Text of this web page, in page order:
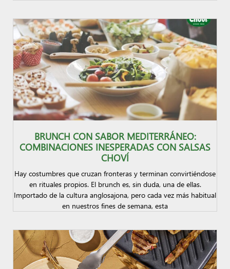
BRUNCH CON SABOR MEDITERRÁNEO:
COMBINACIONES INESPERADAS CON SALSAS
CHOVÍ
Hay costumbres que cruzan fronteras y terminan convirtiéndose
en rituales propios. El brunch es, sin duda, una de ellas.
Importado de la cultura anglosajona, pero cada vez más habitual
en nuestros fines de semana, esta